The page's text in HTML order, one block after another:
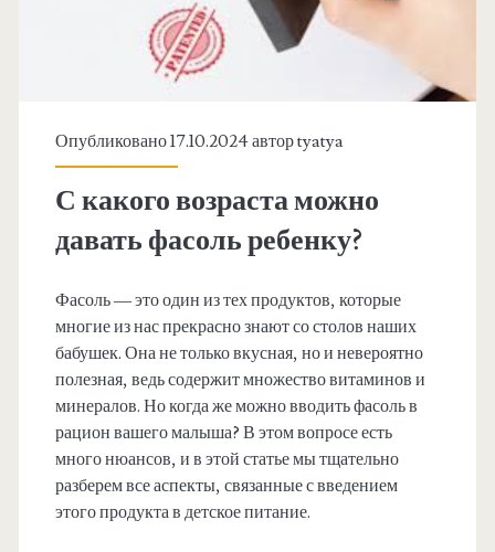
Опубликовано 17.10.2024 авторtyatya
С какого возраста можно
давать фасоль ребенку?
Фасоль — это один из тех продуктов, которые
многие из нас прекрасно знают со столов наших
бабушек. Она не только вкусная, но и невероятно
полезная, ведь содержит множество витаминов и
минералов. Но когда же можно вводить фасоль в
рацион вашего малыша? В этом вопросе есть
много нюансов, и в этой статье мы тщательно
разберем все аспекты, связанные с введением
этого продукта в детское питание.